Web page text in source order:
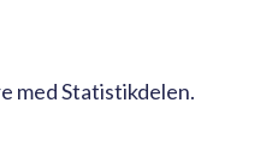
med Statistikdelen.